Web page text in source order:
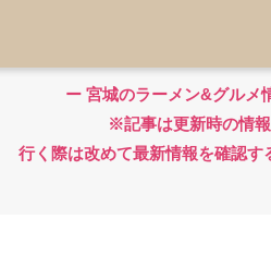
ー 宮城のラーメン&グルメ
※記事は更新時の情報
行く際は改めて最新情報を確認す